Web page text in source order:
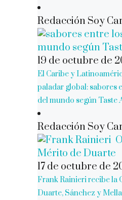
Redacción Soy
19 de octubre de
El Caribe y
paladar global: sabores
del mundo según Taste
Redacción Soy
17 de octubre de
Frank Rainieri recibe la
Duarte, Sánchez y